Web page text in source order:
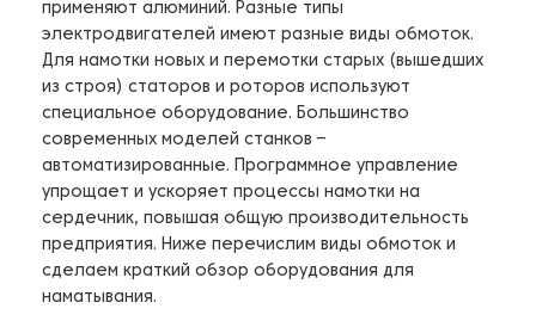
применяют алюминий. Разные типы
электродвигателей имеют разные виды обмоток.
Для намотки новых и перемотки старых (вышедших
из строя) статоров и роторов используют
специальное оборудование. Большинство
современных моделей станков –
автоматизированные. Программное управление
упрощает и ускоряет процессы намотки на
сердечник, повышая общую производительность
предприятия. Ниже перечислим виды обмоток и
сделаем краткий обзор оборудования для
наматывания.